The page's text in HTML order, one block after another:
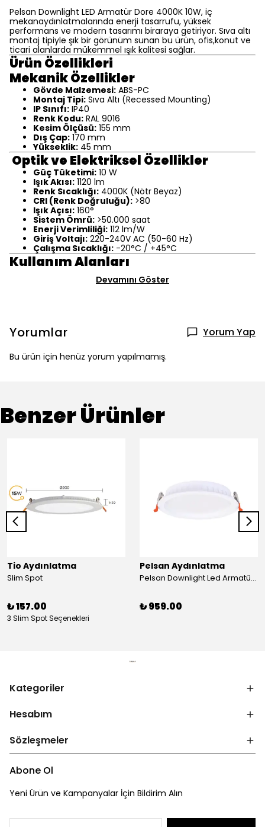
Pelsan Downlight LED Armatür Dore 4000K 10W, iç
mekanaydınlatmalarında enerji tasarrufu, yüksek
performans ve modern tasarımı biraraya getiriyor. Sıva altı
montaj tipiyle şık bir görünüm sunan bu ürün, ofis,konut ve
ticari alanlarda mükemmel ışık kalitesi sağlar.
Ürün Özellikleri
Mekanik Özellikler
Gövde Malzemesi: ABS-PC
Montaj Tipi: Sıva Altı (Recessed Mounting)
IP Sınıfı: IP40
Renk Kodu: RAL 9016
Kesim Ölçüsü: 155 mm
Dış Çap: 170 mm
Yükseklik: 45 mm
Optik ve Elektriksel Özellikler
Güç Tüketimi: 10 W
Işık Akısı: 1120 lm
Renk Sıcaklığı: 4000K (Nötr Beyaz)
CRI (Renk Doğruluğu): >80
Işık Açısı: 160°
Sistem Ömrü: >50.000 saat
Enerji Verimliliği: 112 lm/W
Giriş Voltajı: 220-240V AC (50-60 Hz)
Çalışma Sıcaklığı: -20°C / +45°C
Kullanım Alanları
Devamını Göster
Yorumlar Yorum Yap
Bu ürün için henüz yorum yapılmamış.
Benzer Ürünler
Tio Aydınlatma
Slim Spot
₺ 157.00
3 Slim Spot Seçenekleri
Pelsan Aydınlatma
Pelsan Downlight Led Armatür Tira S 4000K 10W
₺ 959.00
Kategoriler
Hesabım
Sözleşmeler
Abone Ol
Yeni Ürün ve Kampanyalar İçin Bildirim Alın